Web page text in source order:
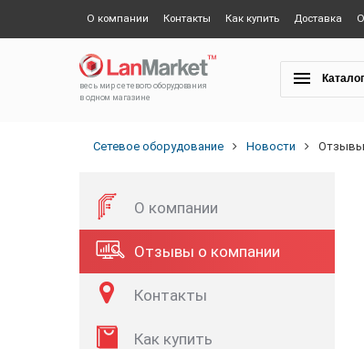
О компании Контакты Как купить Доставка
весь мир сетевого оборудования
в одном магазине
Сетевое оборудование Новости Отзывы
О компании
Отзывы о компании
Контакты
Как купить